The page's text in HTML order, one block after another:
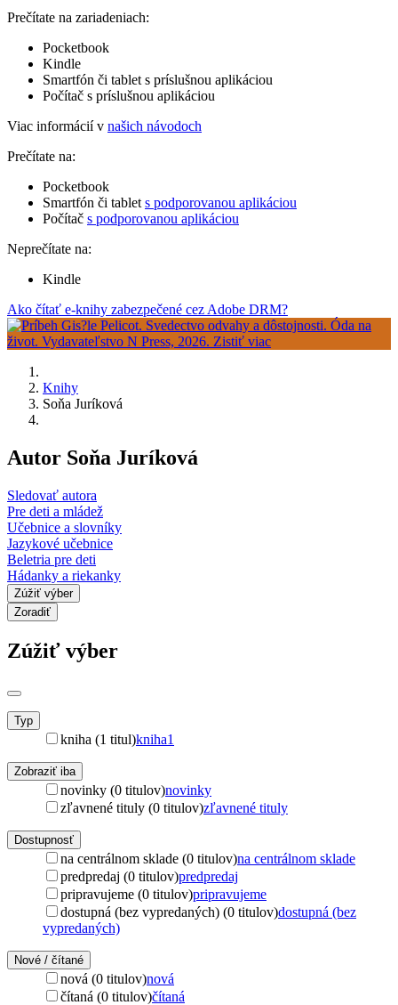
Prečítate na zariadeniach:
Pocketbook
Kindle
Smartfón či tablet s príslušnou aplikáciou
Počítač s príslušnou aplikáciou
Viac informácií v našich návodoch
Prečítate na:
Pocketbook
Smartfón či tablet s podporovanou aplikáciou
Počítač s podporovanou aplikáciou
Neprečítate na:
Kindle
Ako čítať e-knihy zabezpečené cez Adobe DRM?
Knihy
Soňa Juríková
Autor Soňa Juríková
Sledovať autora
Pre deti a mládež
Učebnice a slovníky
Jazykové učebnice
Beletria pre deti
Hádanky a riekanky
Zúžiť výber
Zoradiť
Zúžiť výber
Typ
kniha (1 titul)kniha1
Zobraziť iba
novinky (0 titulov)novinky
zľavnené tituly (0 titulov)zľavnené tituly
Dostupnosť
na centrálnom sklade (0 titulov)na centrálnom sklade
predpredaj (0 titulov)predpredaj
pripravujeme (0 titulov)pripravujeme
dostupná (bez vypredaných) (0 titulov)dostupná (bez
vypredaných)
Nové / čítané
nová (0 titulov)nová
čítaná (0 titulov)čítaná